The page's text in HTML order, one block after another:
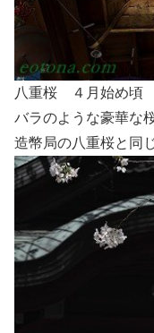
八重桜 ４月始め頃
バラのような豪華な桜
造幣局の八重桜と同